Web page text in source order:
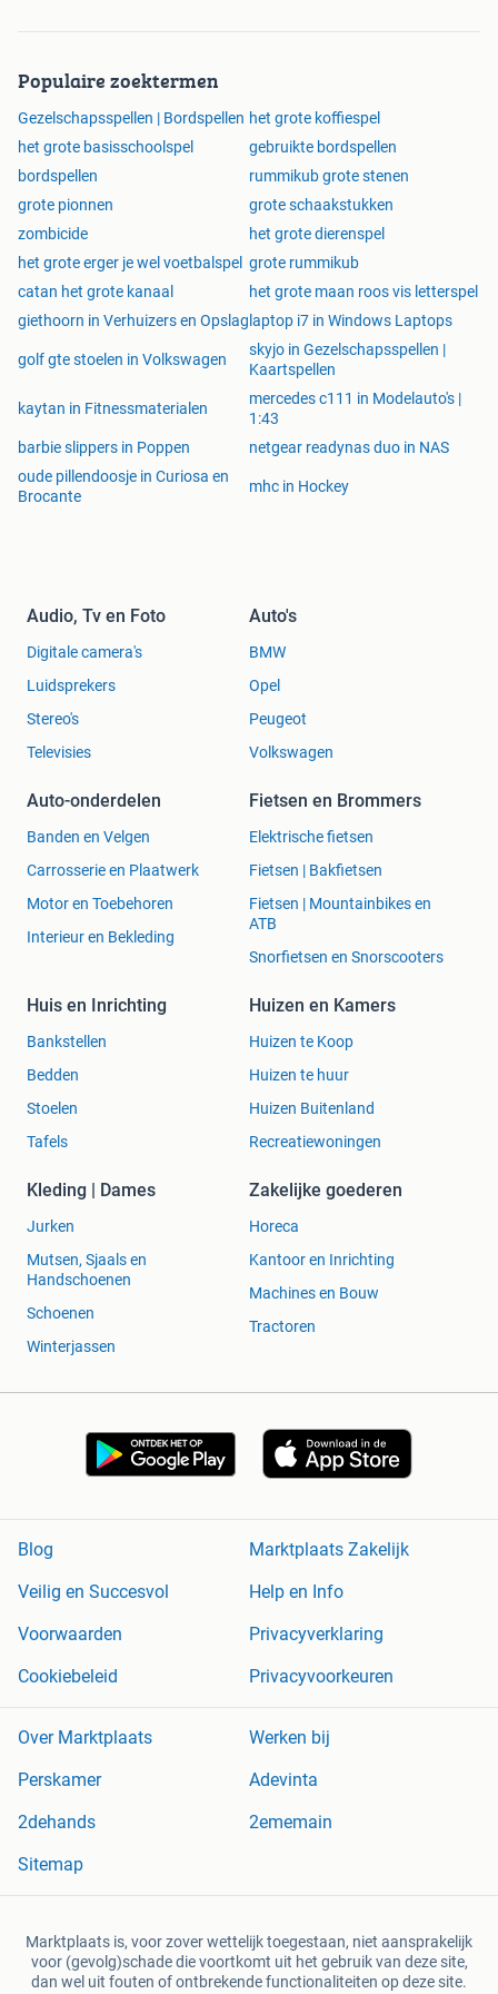
Populaire zoektermen
Gezelschapsspellen | Bordspellen het grote koffiespel
het grote basisschoolspel
gebruikte bordspellen
bordspellen
rummikub grote stenen
grote pionnen
grote schaakstukken
zombicide
het grote dierenspel
het grote erger je wel voetbalspel grote rummikub
catan het grote kanaal
het grote maan roos vis letterspel
giethoorn in Verhuizers en Opslag laptop i7 in Windows Laptops
golf gte stoelen in Volkswagen
skyjo in Gezelschapsspellen |
Kaartspellen
kaytan in Fitnessmaterialen
mercedes c111 in Modelauto's |
1:43
barbie slippers in Poppen
netgear readynas duo in NAS
oude pillendoosje in Curiosa en
Brocante
mhc in Hockey
Audio, Tv en Foto
Digitale camera's
Luidsprekers
Stereo's
Televisies
Auto's
BMW
Opel
Peugeot
Volkswagen
Auto-onderdelen
Banden en Velgen
Carrosserie en Plaatwerk
Motor en Toebehoren
Interieur en Bekleding
Fietsen en Brommers
Elektrische fietsen
Fietsen | Bakfietsen
Fietsen | Mountainbikes en
ATB
Snorfietsen en Snorscooters
Huis en Inrichting
Bankstellen
Bedden
Stoelen
Tafels
Huizen en Kamers
Huizen te Koop
Huizen te huur
Huizen Buitenland
Recreatiewoningen
Kleding | Dames
Jurken
Mutsen, Sjaals en
Handschoenen
Schoenen
Winterjassen
Zakelijke goederen
Horeca
Kantoor en Inrichting
Machines en Bouw
Tractoren
Blog
Marktplaats Zakelijk
Veilig en Succesvol
Help en Info
Voorwaarden
Privacyverklaring
Cookiebeleid
Privacyvoorkeuren
Over Marktplaats
Werken bij
Perskamer
Adevinta
2dehands
2ememain
Sitemap
Marktplaats is, voor zover wettelijk toegestaan, niet aansprakelijk
voor (gevolg)schade die voortkomt uit het gebruik van deze site,
dan wel uit fouten of ontbrekende functionaliteiten op deze site.